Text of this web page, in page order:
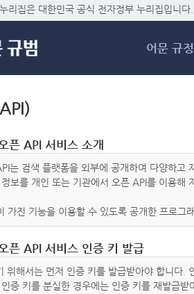
메
리집은 대한민국 공식 전자정부 누리집입니다.
어문 규정
픈 API 서비스 소개
는 검색 플랫폼을 외부에 공개하여 다양하
보를 개인 또는 기관에서 오픈 API를 이용해
가진 기능을 이용할 수 있도록 공개한 프로그
픈 API 서비스 인증 키 발급
위해서는 먼저 인증 키를 발급받아야 합니다
증 키를 분실한 경우에는 인증 키를 재발급받